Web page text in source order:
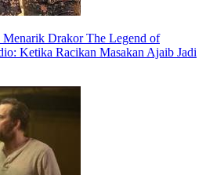
Menarik Drakor The Legend of
Ketika Racikan Masakan Ajaib Jadi